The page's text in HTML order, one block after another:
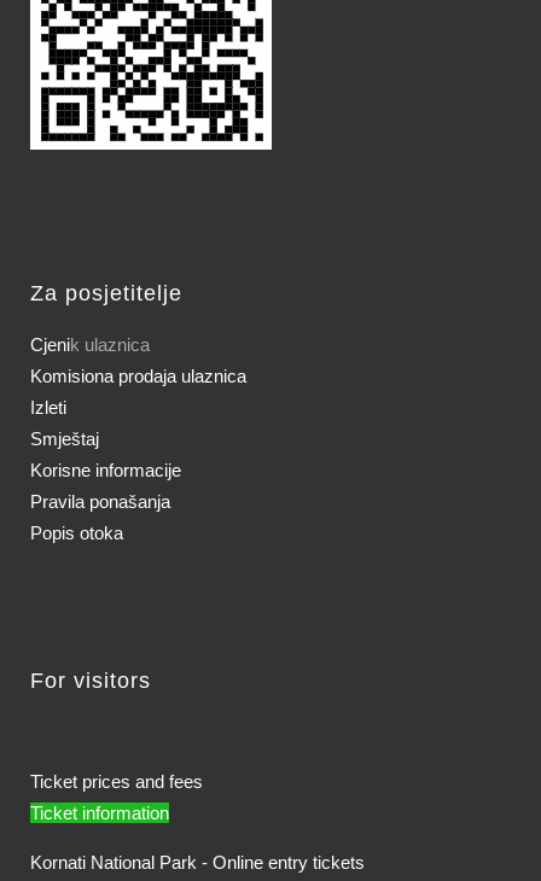
Za posjetitelje
Cjenik ulaznica
Komisiona prodaja ulaznica
Izleti
Smještaj
Korisne informacije
Pravila ponašanja
Popis otoka
For visitors
Ticket prices and fees
Ticket information
Kornati National Park - Online entry tickets